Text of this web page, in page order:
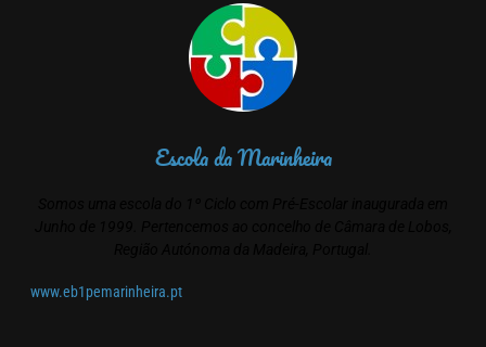
Escola da Marinheira
www.eb1pemarinheira.pt